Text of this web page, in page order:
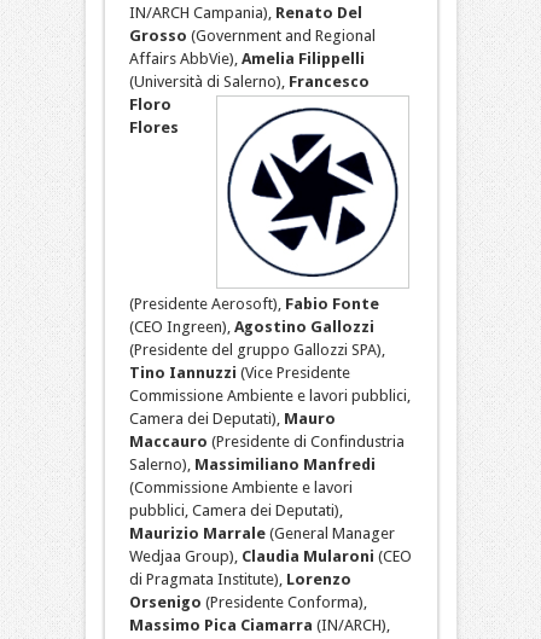
IN/ARCH Campania), Renato Del
Grosso (Government and Regional
Affairs AbbVie), Amelia Filippelli
(Università di Salerno), Francesco
Floro
Flores
(Presidente Aerosoft), Fabio Fonte
(CEO Ingreen), Agostino Gallozzi
(Presidente del gruppo Gallozzi SPA),
Tino Iannuzzi (Vice Presidente
Commissione Ambiente e lavori pubblici,
Camera dei Deputati), Mauro
Maccauro (Presidente di Confindustria
Salerno), Massimiliano Manfredi
(Commissione Ambiente e lavori
pubblici, Camera dei Deputati),
Maurizio Marrale(General Manager
Wedjaa Group), Claudia Mularoni (CEO
di Pragmata Institute), Lorenzo
Orsenigo (Presidente Conforma),
Massimo Pica Ciamarra (IN/ARCH),